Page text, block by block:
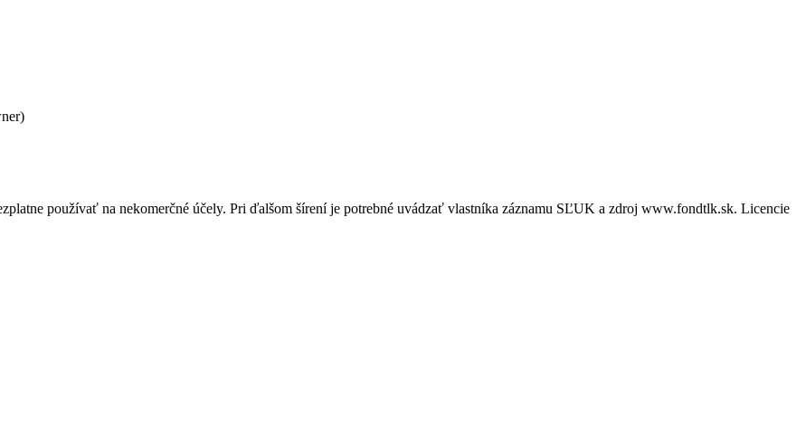
používať na nekomerčné účely. Pri ďalšom šírení je potrebné uvádzať vlastníka záznamu SĽUK a zdroj www.fondtlk.sk. Licencie